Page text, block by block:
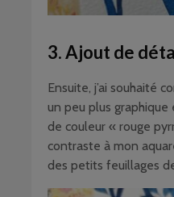
3. Ajout de
Ensuite, j’ai souhaité
un peu plus
de couleur « rouge
contraste à mon
des petits feuillages